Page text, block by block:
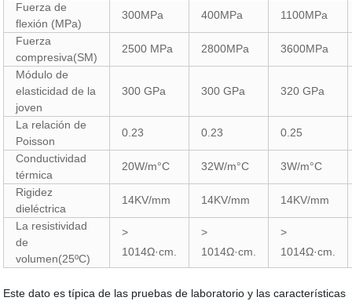
Fuerza de
flexión (MPa)
300MPa 400MPa 1100MPa
Fuerza
compresiva(SM)
2500 MPa 2800MPa 3600MPa
Módulo de
elasticidad de la
joven
300 GPa 300 GPa 320 GPa
La relación de
Poisson
0.23 0.23 0.25
Conductividad
térmica
20W/m°C 32W/m°C 3W/m°C
Rigidez
dieléctrica
14KV/mm 14KV/mm 14KV/mm
La resistividad
de
volumen(25ºC)
>
1014Ω·cm.
>
1014Ω·cm.
>
1014Ω·cm.
Este dato es típica de las pruebas de laboratorio y las características